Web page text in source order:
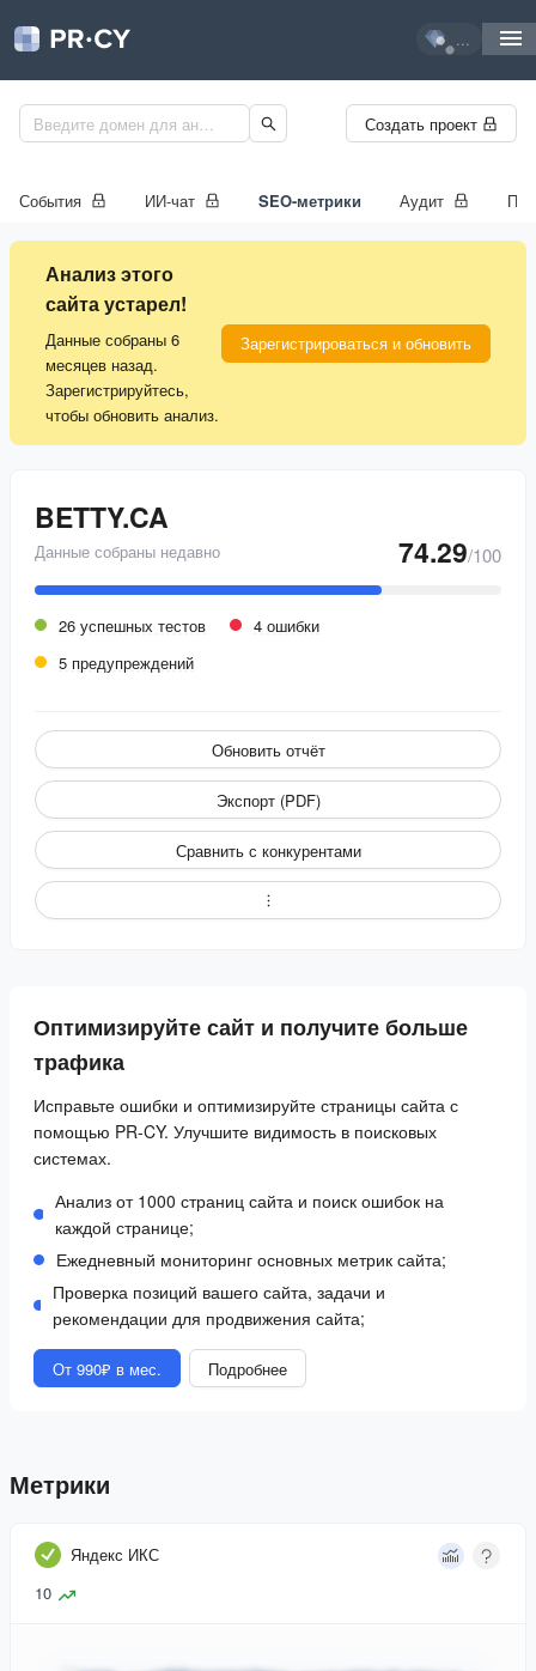
...
Создать проект
События ИИ-чат SEO-метрики Аудит
Анализ этого
сайта устарел!
Данные собраны 6
месяцев назад.
Зарегистрируйтесь,
чтобы обновить анализ.
Зарегистрироваться и обновить
BETTY.CA
Данные собраны недавно 74.29/100
26 успешных тестов
4 ошибки
5 предупреждений
Обновить отчёт
Экспорт (PDF)
Сравнить с конкурентами
Оптимизируйте сайт и получите больше
трафика
Исправьте ошибки и оптимизируйте страницы сайта с
помощью PR-CY. Улучшите видимость в поисковых
системах.
Анализ от 1000 страниц сайта и поиск ошибок на
каждой странице;
Ежедневный мониторинг основных метрик сайта;
Проверка позиций вашего сайта, задачи и
рекомендации для продвижения сайта;
От 990₽ в мес. Подробнее
Метрики
Яндекс ИКС
10